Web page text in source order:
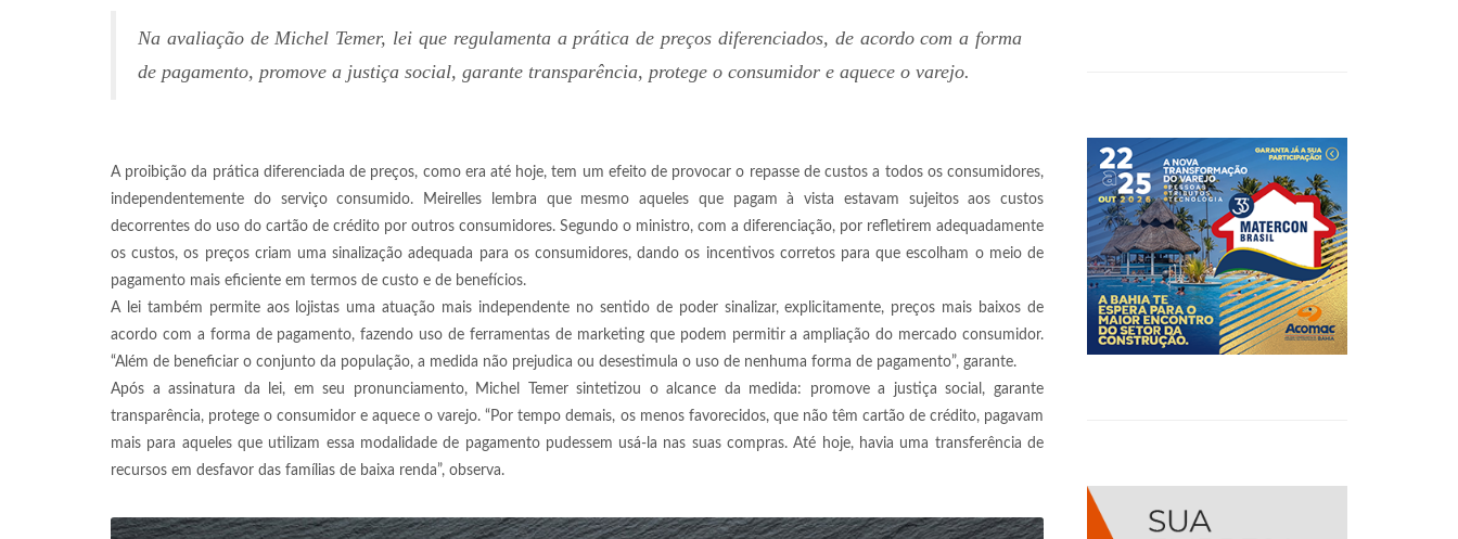
Na avaliação de Michel Temer, lei que regulamenta a prática de preços diferenciados, de acordo com a forma
de pagamento, promove a justiça social, garante transparência, protege o consumidor e aquece o varejo.
A proibição da prática diferenciada de preços, como era até hoje, tem um efeito de provocar o repasse de custos a todos os consumidores,
independentemente do serviço consumido. Meirelles lembra que mesmo aqueles que pagam à vista estavam sujeitos aos custos
decorrentes do uso do cartão de crédito por outros consumidores. Segundo o ministro, com a diferenciação, por refletirem adequadamente
os custos, os preços criam uma sinalização adequada para os consumidores, dando os incentivos corretos para que escolham o meio de
pagamento mais eficiente em termos de custo e de benefícios.
A lei também permite aos lojistas uma atuação mais independente no sentido de poder sinalizar, explicitamente, preços mais baixos de
acordo com a forma de pagamento, fazendo uso de ferramentas de marketing que podem permitir a ampliação do mercado consumidor.
“Além de beneficiar o conjunto da população, a medida não prejudica ou desestimula o uso de nenhuma forma de pagamento”, garante.
Após a assinatura da lei, em seu pronunciamento, Michel Temer sintetizou o alcance da medida: promove a justiça social, garante
transparência, protege o consumidor e aquece o varejo. “Por tempo demais, os menos favorecidos, que não têm cartão de crédito, pagavam
mais para aqueles que utilizam essa modalidade de pagamento pudessem usá-la nas suas compras. Até hoje, havia uma transferência de
recursos em desfavor das famílias de baixa renda”, observa.